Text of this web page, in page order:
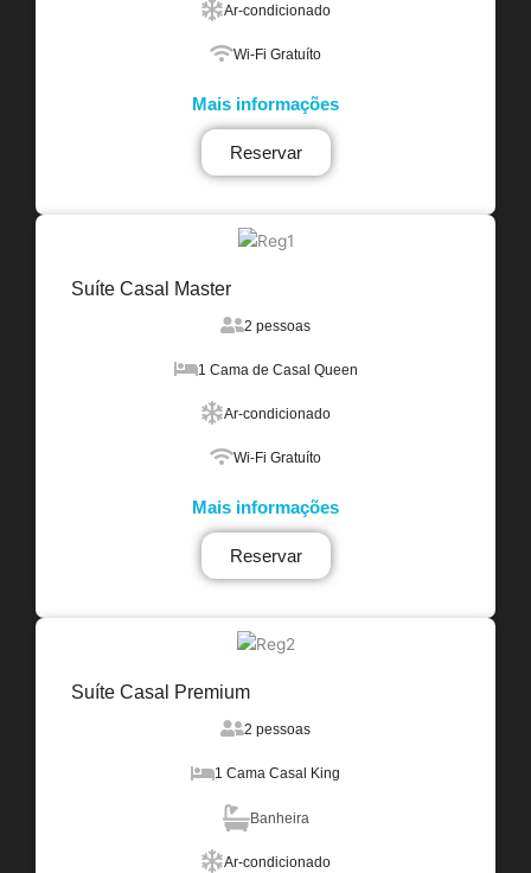
Ar-condicionado
Wi-Fi Gratuíto
Mais informações
Reservar
Suíte Casal Master
2 pessoas
1 Cama de Casal Queen
Ar-condicionado
Wi-Fi Gratuíto
Mais informações
Reservar
Suíte Casal Premium
2 pessoas
1 Cama Casal King
Banheira
Ar-condicionado